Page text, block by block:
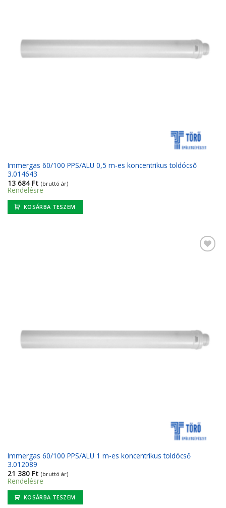
Immergas 60/100 PPS/ALU 0,5 m-es koncentrikus toldócső
3.014643
13 684 Ft (bruttó ár)
Rendelésre
KOSÁRBA TESZEM
Immergas 60/100 PPS/ALU 1 m-es koncentrikus toldócső
3.012089
21 380 Ft (bruttó ár)
Rendelésre
KOSÁRBA TESZEM